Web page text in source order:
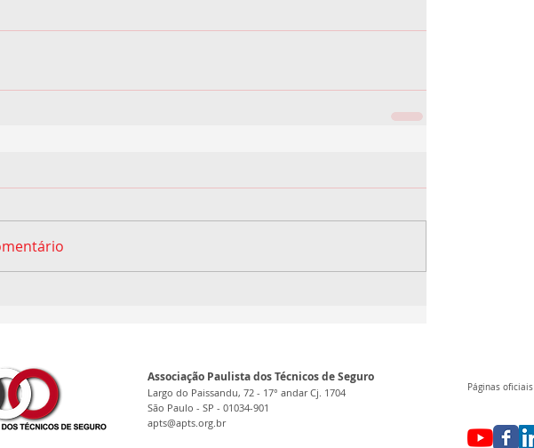
Associação Paulista dos Técnicos de Seguro
Largo do Paissandu, 72 - 17° andar Cj. 1704
São Paulo - SP - 01034-901
apts@apts.org.br
Páginas oficiais